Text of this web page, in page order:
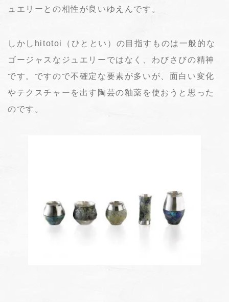
ュエリーとの相性が良いゆえんです。
しかしhitotoi（ひととい）の目指すものは一般的な
ゴージャスなジュエリーではなく、わびさびの精神
です。ですので不確定な要素が多いが、面白い変化
やテクスチャーを出す陶芸の釉薬を使おうと思った
のです。